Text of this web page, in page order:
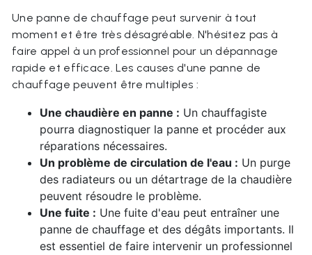
Une panne de chauffage peut survenir à tout
moment et être très désagréable. N'hésitez pas à
faire appel à un professionnel pour un dépannage
rapide et efficace. Les causes d'une panne de
chauffage peuvent être multiples :
Une chaudière en panne : Un chauffagiste
pourra diagnostiquer la panne et procéder aux
réparations nécessaires.
Un problème de circulation de l'eau : Un purge
des radiateurs ou un détartrage de la chaudière
peuvent résoudre le problème.
Une fuite : Une fuite d'eau peut entraîner une
panne de chauffage et des dégâts importants. Il
est essentiel de faire intervenir un professionnel